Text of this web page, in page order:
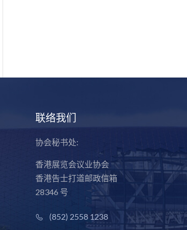
联络我们
协会秘书处:
香港展览会议业协会
香港告士打道邮政信箱
28346 号
(852) 2558 1238